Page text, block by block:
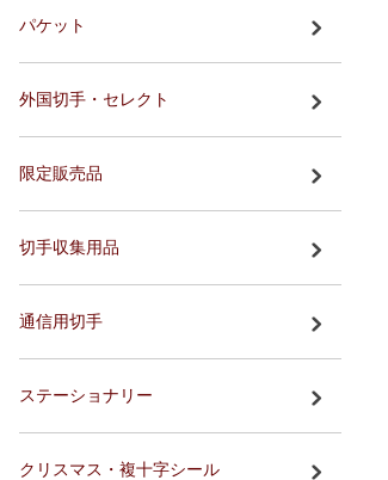
パケット
外国切手・セレクト
限定販売品
切手収集用品
通信用切手
ステーショナリー
クリスマス・複十字シール